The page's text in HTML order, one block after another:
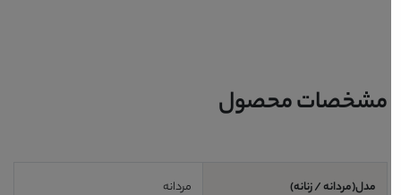
مشخصات محصول
مدل(مردانه / زنانه) مردانه